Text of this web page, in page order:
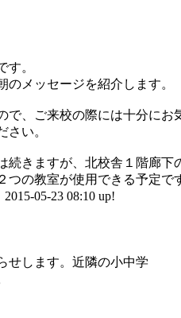
す。
のメッセージを紹介します。
で、ご来校の際には十分にお
さい。
続きますが、北校舎１階廊下
つの教室が使用できる予定で
05-23 08:10 up!
せします。近隣の小中学